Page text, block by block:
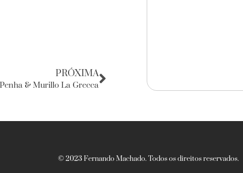
PRÓXIMA
& Murillo La Grecca
© 2023 Fernando Machado. Todos os direitos reservados.